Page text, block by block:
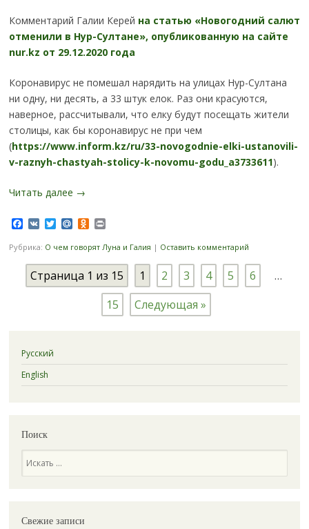
Комментарий Галии Керей на статью «Новогодний салют
отменили в Нур-Султане», опубликованную на сайте
nur.kz от 29.12.2020 года
Коронавирус не помешал нарядить на улицах Нур-Султана
ни одну, ни десять, а 33 штук елок. Раз они красуются,
наверное, рассчитывали, что елку будут посещать жители
столицы, как бы коронавирус не при чем
(https://www.inform.kz/ru/33-novogodnie-elki-ustanovili-
v-raznyh-chastyah-stolicy-k-novomu-godu_a3733611).
Читать далее →
Facebook
VKTwitterMail.RuOdnoklassniki
Print
Рубрика: О чем говорят Луна и Галия | Оставить комментарий
Страница 1 из 15 1 2 3 4 5 6
…
15
Следующая »
Русский
English
Поиск
Свежие записи